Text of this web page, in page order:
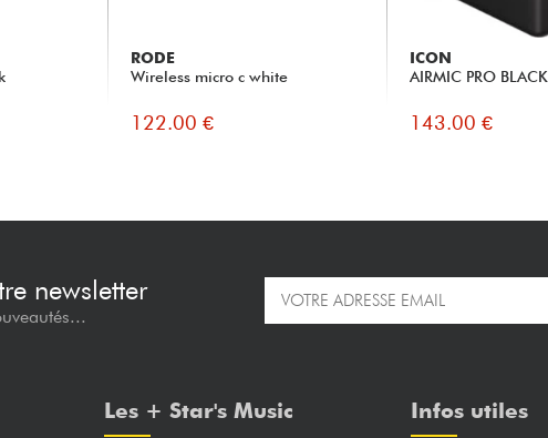
RODE
Wireless micro c white
122.00 €
ICON
AIRMIC PRO BLACK
143.00 €
newsletter
Les + Star's Music Infos utiles